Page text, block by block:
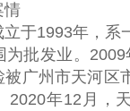
1993年，系
为批发业。
广州市天河区
2020年12月，